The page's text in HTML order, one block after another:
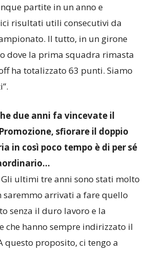
partite in un anno e
risultati utili consecutivi da
Il tutto, in un girone
dove la prima squadra rimasta
ha totalizzato 63 punti. Siamo
due anni fa vincevate il
sfiorare il doppio
in così poco tempo è di per sé
Gli ultimi tre anni sono stati molto
saremmo arrivati a fare quello
senza il duro lavoro e la
che hanno sempre indirizzato il
questo proposito, ci tengo a